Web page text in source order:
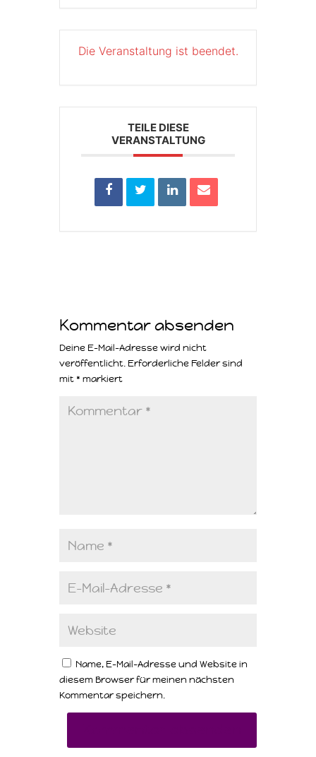
Die Veranstaltung ist beendet.
TEILE DIESE
VERANSTALTUNG
Kommentar absenden
Deine E-Mail-Adresse wird nicht
veröffentlicht. Erforderliche Felder sind
mit * markiert
Name, E-Mail-Adresse und Website in
diesem Browser für meinen nächsten
Kommentar speichern.